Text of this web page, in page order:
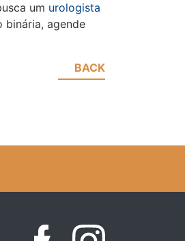
um urologista
binária, agende
BACK
FacebookInstagram